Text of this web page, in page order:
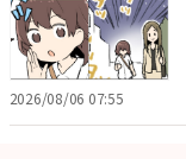
2026/08/06 07:55